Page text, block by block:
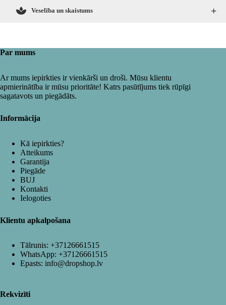
+
Veselība un skaistums
Par mums
Ar mums iepirkties ir vienkārši un droši. Mūsu klientu
apmierinātība ir mūsu prioritāte! Katrs pasūtījums tiek rūpīgi
sagatavots un piegādāts.
Informācija
Kā iepirkties?
Atteikums
Garantija
Piegāde
BUJ
Kontakti
Ielogoties
Klientu apkalpošana
Tālrunis: +37126661515
WhatsApp: +37126661515
Epasts: info@dropshop.lv
Rekvizīti